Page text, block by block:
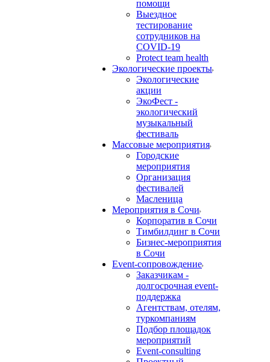
помощи
Выездное
тестирование
сотрудников на
COVID-19
Protect team health
Экологические проекты
Экологические
акции
ЭкоФест -
экологический
музыкальный
фестиваль
Массовые мероприятия
Городские
мероприятия
Организация
фестивалей
Масленица
Мероприятия в Сочи
Корпоратив в Сочи
Тимбилдинг в Сочи
Бизнес-мероприятия
в Сочи
Event-сопровождение
Заказчикам -
долгосрочная event-
поддержка
Агентствам, отелям,
туркомпаниям
Подбор площадок
мероприятий
Event-consulting